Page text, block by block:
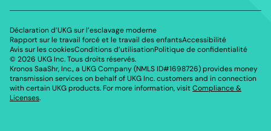
Tous les produits
Planification stratégique
Ressources humaines
Services de santé
Services d’accueil et restauration
Services financiers
Carrières
Culture
Équipe de direction
Notre programme de responsabilité d’entreprise et de
durabilité
Partenaires
Salle de presse
Centre de confiance UKG
Sub
Footer
||
fr-
Déclaration d’UKG sur l’esclavage moderne
Rapport sur le travail forcé et le travail des enfantsAccessibilité
Avis sur les cookiesConditions d’utilisationPolitique de confidentialité
© 2026 UKG Inc.Tous droits réservés.
Kronos SaaShr, Inc., a UKG Company (NMLS ID#1698726) provides money
transmission services on behalf of UKG Inc. customers and in connection
with certain UKG products. For more information, visitCompliance &
Licenses.